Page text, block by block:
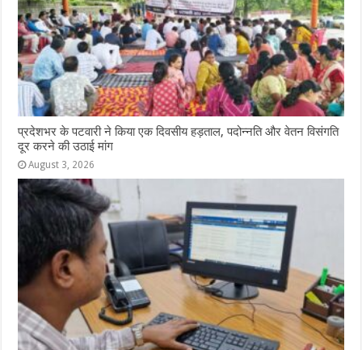
प्रदेशभर के पटवारी ने किया एक दिवसीय हड़ताल, पदोन्नति और वेतन विसंगति
दूर करने की उठाई मांग
August 3, 2026